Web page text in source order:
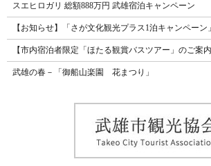
スエヒロガリ 総額888万円 武雄宿泊キャンペーン
【お知らせ】「さが文化観光プラス1泊キャンペーン
【市内宿泊者限定「ほたる観賞バスツアー」のご案内
武雄の春－「御船山楽園 花まつり」